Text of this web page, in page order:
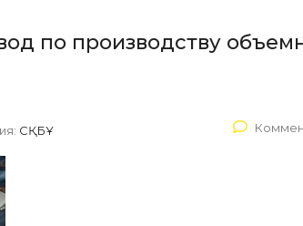
по производству
СҚБҰ